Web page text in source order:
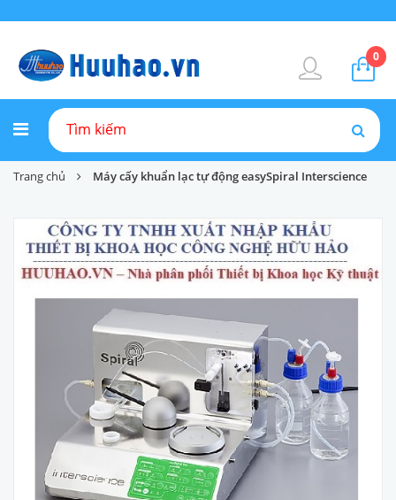
0
Trang chủ Máy cấy khuẩn lạc tự động easySpiral Interscience